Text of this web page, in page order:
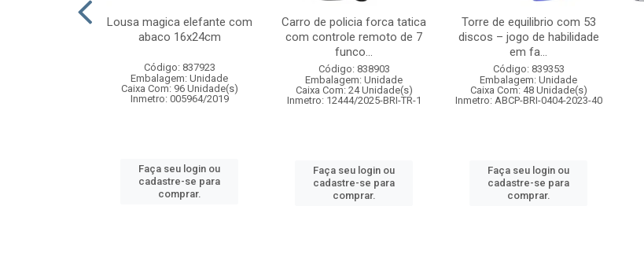
Lousa magica elefante com
abaco 16x24cm
Código: 837923
Embalagem: Unidade
Caixa Com: 96 Unidade(s)
Inmetro: 005964/2019
Faça seu login ou
cadastre-se para
comprar.
Carro de policia forca tatica
com controle remoto de 7
funco...
Código: 838903
Embalagem: Unidade
Caixa Com: 24 Unidade(s)
Inmetro: 12444/2025-BRI-TR-1
Faça seu login ou
cadastre-se para
comprar.
Torre de equilibrio com 53
discos – jogo de habilidade
em fa...
Código: 839353
Embalagem: Unidade
Caixa Com: 48 Unidade(s)
Inmetro: ABCP-BRI-0404-2023-40
Faça seu login ou
cadastre-se para
comprar.